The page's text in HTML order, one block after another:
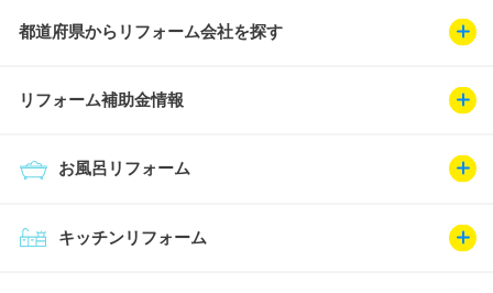
都道府県からリフォーム会社を探す
リフォーム補助金情報
キッチンリフォーム
お風呂リフォーム